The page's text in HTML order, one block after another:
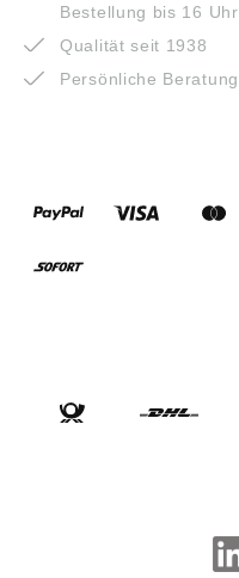
Bestellung bis 16 Uhr
Qualität seit 1938
Persönliche Beratung